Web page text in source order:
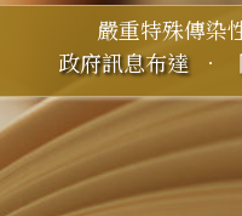
嚴重特殊傳染
政府訊息布達．